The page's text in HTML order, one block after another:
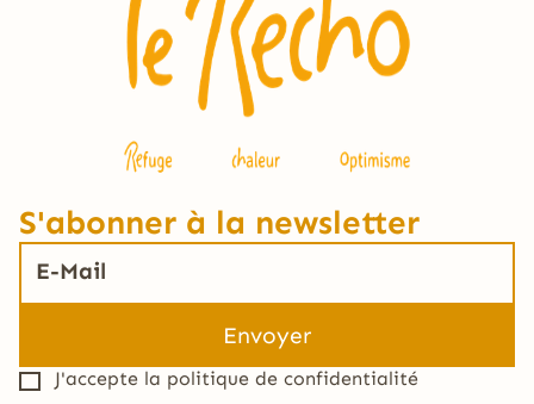
S'abonner à la newsletter
J'accepte la politique de confidentialité